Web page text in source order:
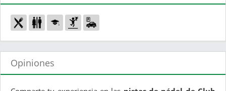
Opiniones